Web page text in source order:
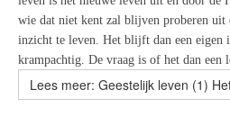
wie dat niet kent zal blijven proberen uit
inzicht te leven. Het blijft dan een eigen
krampachtig. De vraag is of het dan een
Lees meer: Geestelijk leven (1)